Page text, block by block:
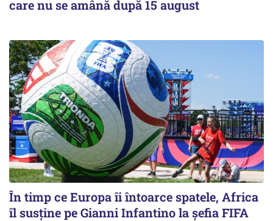
care nu se amână după 15 august
În timp ce Europa îi întoarce spatele, Africa
îl susține pe Gianni Infantino la șefia FIFA